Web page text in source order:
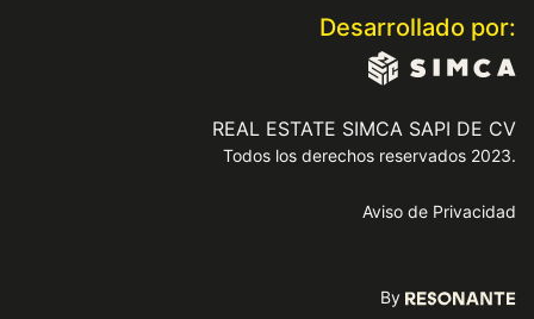
Desarrollado por:
REAL ESTATE SIMCA SAPI DE CV
Todos los derechos reservados 2023.
Aviso de Privacidad
By